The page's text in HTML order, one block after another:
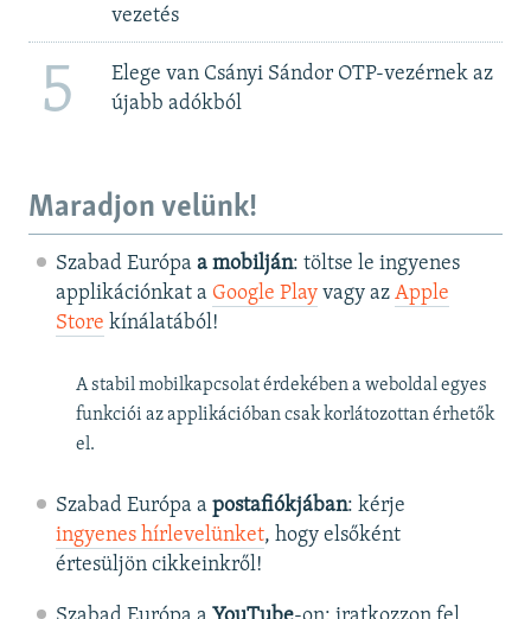
vezetés
5
Elege van Csányi Sándor OTP-vezérnek az
újabb adókból
Maradjon velünk!
Szabad Európa a mobilján: töltse le ingyenes
applikációnkat a Google Playvagy az Apple
Store kínálatából!
A stabil mobilkapcsolat érdekében a weboldal egyes
funkciói az applikációban csak korlátozottan érhetők
el.
Szabad Európa a postafiókjában: kérje
ingyenes hírlevelünket, hogy elsőként
értesüljön cikkeinkről!